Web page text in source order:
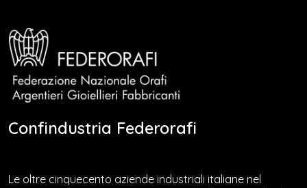
Confindustria Federorafi
Le oltre cinquecento aziende industriali italiane nel